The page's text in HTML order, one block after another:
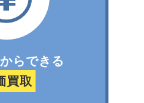
らできる
買取